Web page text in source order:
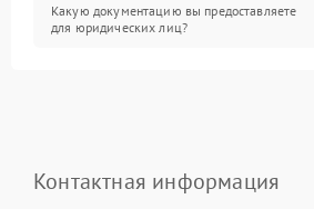
Какую документацию вы предоставляете
для юридических лиц?
Контактная информация